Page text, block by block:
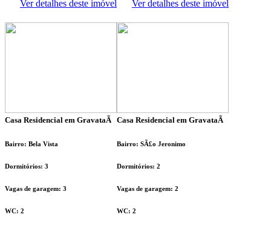
Ver detalhes deste imóvel Ver detalhes deste imóvel
Casa Residencial em GravataÃ­
Bairro: Bela Vista
Dormitórios: 3
Vagas de garagem: 3
WC: 2
Casa Residencial em GravataÃ­
Bairro: SÃ£o Jeronimo
Dormitórios: 2
Vagas de garagem: 2
WC: 2